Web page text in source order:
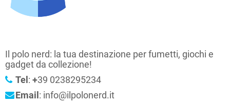
Il polo nerd: la tua destinazione per fumetti, giochi e
gadget da collezione!
Tel : +39 0238295234
Email : info@ilpolonerd.it